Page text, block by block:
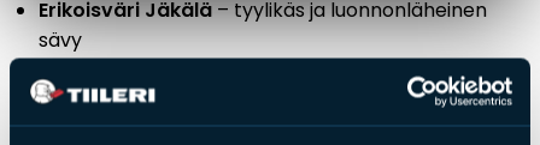
Erikoisväri Jäkälä– tyylikäs ja luonnonläheinen
sävy
– suojaa grilliä sääolosuhteilta
Savustuslaatikko
grillausmahdollisuuksia